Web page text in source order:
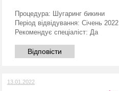
Процедура: Шугаринг бикини
Період відвідування: Січень 2022
Рекомендує спеціаліст: Да
Відповісти
13.01.2022